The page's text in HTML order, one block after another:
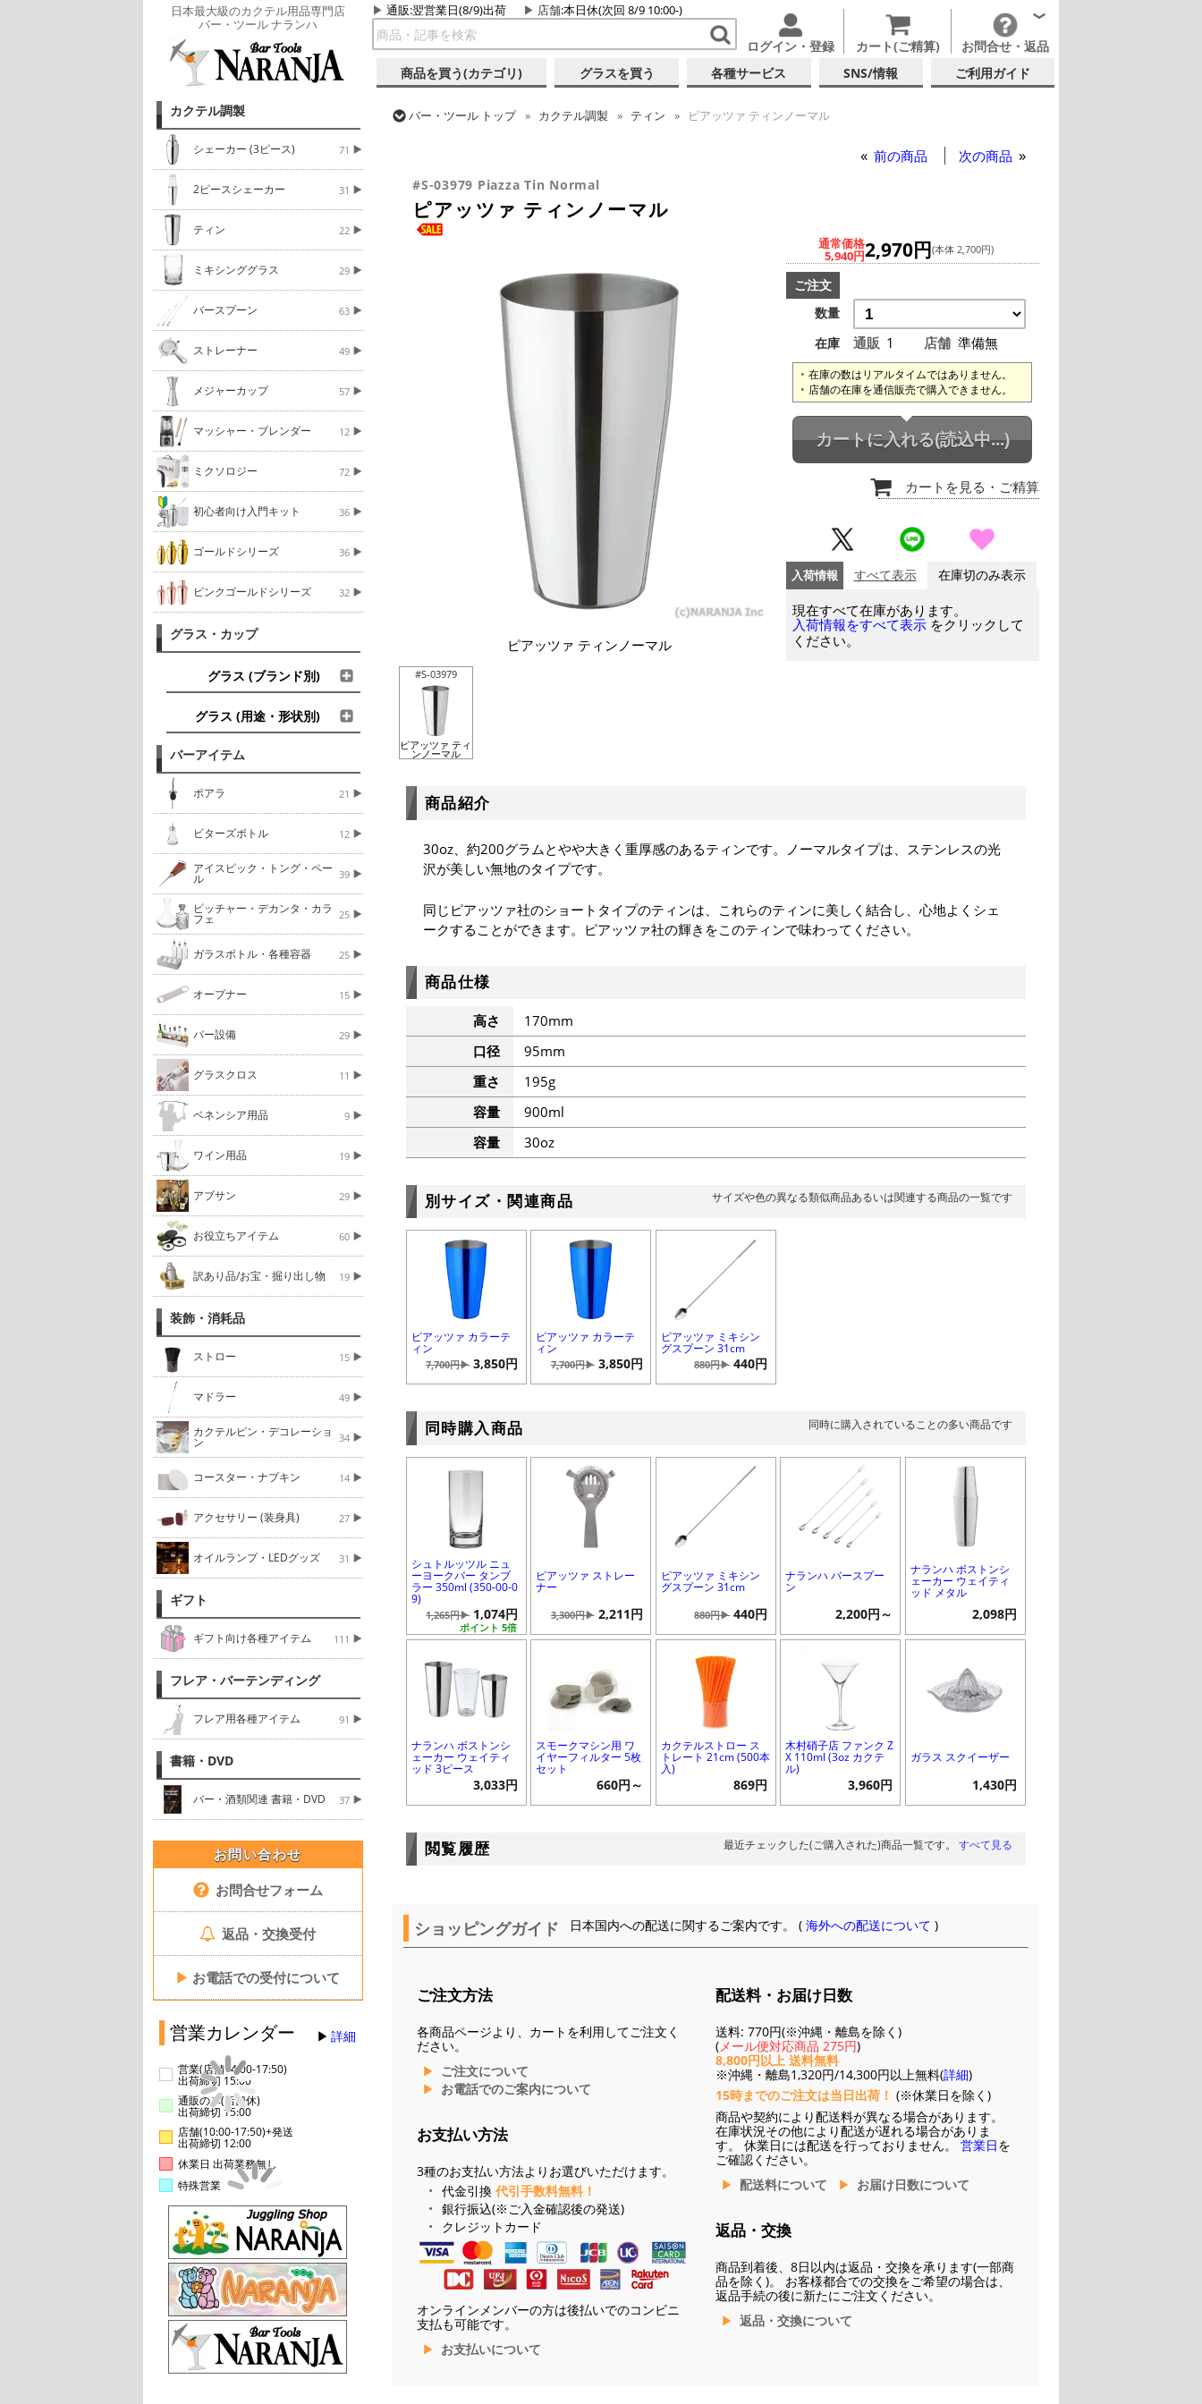
日本最大級のカクテル用品専門店
バー・ツール ナランハ
通販:翌営業日(8/9)出荷 店舗:本日休(次回 8/9 10:00-)
ログイン・登録 カート(ご精算) お問合せ・返品
商品を買う(カテゴリ) グラスを買う 各種サービス SNS/情報 ご利用ガイド
カクテル調製
シェーカー (3ピース) 71
2ピースシェーカー 31
ティン 22
ミキシンググラス 29
バースプーン 63
ストレーナー 49
メジャーカップ 57
マッシャー・ブレンダー 12
ミクソロジー 72
初心者向け入門キット 36
ゴールドシリーズ 36
ピンクゴールドシリーズ 32
グラス・カップ
グラス (ブランド別)
グラス (用途・形状別)
バーアイテム
ポアラ 21
ビターズボトル 12
アイスピック・トング・ペー
ル 39
ピッチャー・デカンタ・カラ
フェ 25
ガラスボトル・各種容器 25
オープナー 15
バー設備 29
グラスクロス 11
ベネンシア用品 9
ワイン用品 19
アブサン 29
お役立ちアイテム 60
訳あり品/お宝・掘り出し物 19
装飾・消耗品
ストロー 15
マドラー 49
カクテルピン・デコレーショ
ン 34
コースター・ナプキン 14
アクセサリー (装身具) 27
オイルランプ・LEDグッズ 31
ギフト
ギフト向け各種アイテム 111
フレア・バーテンディング
フレア用各種アイテム 91
書籍・DVD
バー・酒類関連 書籍・DVD 37
お問い合わせ
お問合せフォーム
返品・交換受付
▶ お電話での受付について
営業カレンダー 詳細
営業(店舗14:00-17:50)
出荷締切 15:00
通販のみ(店舗休)
出荷締切 15:00
店舗(10:00-17:50)+発送
出荷締切 12:00
休業日 出荷業務無し
特殊営業
バー・ツール トップ カクテル調製 ティン
ピアッツァ ティンノーマル
前の商品 次の商品
#S-03979 Piazza Tin Normal
ピアッツァ ティンノーマル
ピアッツァ ティンノーマル
#S-03979
ピアッツァ ティ
ンノーマル
通常価格
5,940円2,970円(本体 2,700円)
ご注文
数量
在庫
通販 1 店舗 準備無
在庫の数はリアルタイムではありません。
店舗の在庫を通信販売で購入できません。
カートに入れる(読込中...)
カートを見る ・ご精算
入荷情報 すべて表示 在庫切のみ表示
現在すべて在庫があります。
入荷情報をすべて表示 をクリックして
ください。
商品紹介
30oz、約200グラムとやや大きく重厚感のあるティンです。ノーマルタイプは、ステンレスの光
沢が美しい無地のタイプです。
同じピアッツァ社のショートタイプのティンは、これらのティンに美しく結合し、心地よくシェ
ークすることができます。ピアッツァ社の輝きをこのティンで味わってください。
商品仕様
高さ
170mm
口径
95mm
重さ
195g
容量
900ml
容量
30oz
別サイズ・関連商品 サイズや色の異なる類似商品あるいは関連する商品の一覧です
ピアッツァ カラーテ
ィン
7,700円▶ 3,850円
ピアッツァ カラーテ
ィン
7,700円▶ 3,850円
ピアッツァ ミキシン
グスプーン 31cm
880円▶ 440円
同時購入商品 同時に購入されていることの多い商品です
シュトルッツル ニュ
ーヨークバー タンブ
ラー 350ml (350-00-0
9)
ポイント 5倍
1,265円▶ 1,074円
ピアッツァ ストレー
ナー
3,300円▶ 2,211円
ピアッツァ ミキシン
グスプーン 31cm
880円▶ 440円
ナランハ バースプー
ン
2,200円～
ナランハ ボストンシ
ェーカー ウェイティ
ッド メタル
2,098円
ナランハ ボストンシ
ェーカー ウェイティ
ッド 3ピース
3,033円
スモークマシン用 ワ
イヤーフィルター 5枚
セット
660円～
カクテルストロー ス
トレート 21cm (500本
入)
869円
木村硝子店 ファンク Z
X 110ml (3oz カクテ
ル)
3,960円
ガラス スクイーザー
1,430円
閲覧履歴 最近チェックした(ご購入された)商品一覧です。 すべて見る
ショッピングガイド 日本国内への配送に関するご案内です。 (海外への配送について )
ご注文方法
各商品ページより、カートを利用してご注文く
ださい。
ご注文について
お電話でのご案内について
お支払い方法
3種のお支払い方法よりお選びいただけます。
代金引換 代引手数料無料！
銀行振込(※ご入金確認後の発送)
クレジットカード
オンラインメンバーの方は後払いでのコンビニ
支払も可能です。
お支払いについて
配送料・お届け日数
送料: 770円(※沖縄・離島を除く)
(メール便対応商品 275円)
8,800円以上 送料無料
※沖縄・離島1,320円/14,300円以上無料(詳細)
15時までのご注文は当日出荷！ (※休業日を除く)
商品や契約により配送料が異なる場合があります。
在庫状況その他により配送が遅れる場合がありま
す。 休業日には配送を行っておりません。 営業日を
ご確認ください。
配送料について
お届け日数について
返品・交換
商品到着後、8日以内は返品・交換を承ります(一部商
品を除く)。 お客様都合での交換をご希望の場合は、
返品手続の後に新たにご注文ください。
返品・交換について